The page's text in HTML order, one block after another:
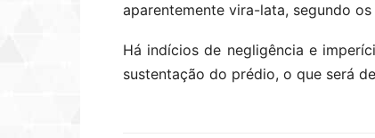
aparentemente vira-lata, segundo
Há indícios de negligência e
sustentação do prédio, o que será